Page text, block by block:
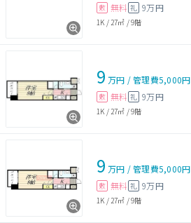
敷 無料 礼 9万円
1K / 27㎡ /9階
9 万円 /管理費5,000円
敷 無料 礼 9万円
1K / 27㎡ /9階
9 万円 /管理費5,000円
敷 無料 礼 9万円
1K / 27㎡ /9階